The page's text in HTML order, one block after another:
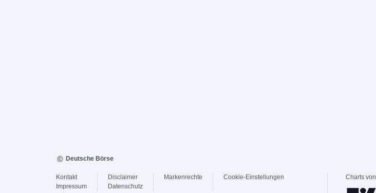
Deutsche Börse
Kontakt
Impressum
Disclaimer
Datenschutz
Markenrechte Cookie-Einstellungen Charts von